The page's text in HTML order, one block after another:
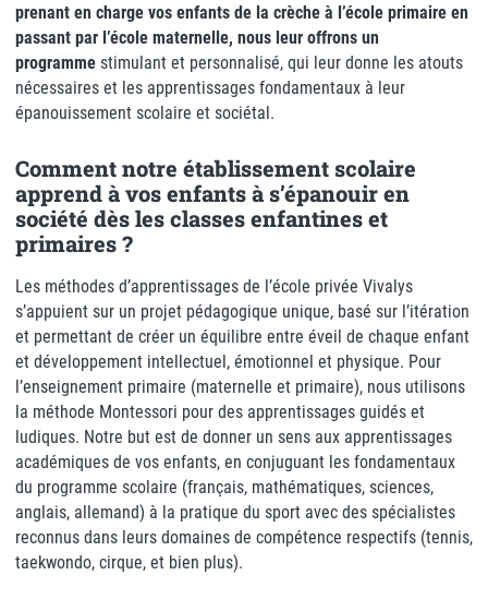
prenant en charge vos enfants de la crèche à l’école primaire en
passant par l’école maternelle, nous leur offrons un
programme stimulant et personnalisé, qui leur donne les atouts
nécessaires et les apprentissages fondamentaux à leur
épanouissement scolaire et sociétal.
Comment notre établissement scolaire
apprend à vos enfants à s’épanouir en
société dès les classes enfantines et
primaires ?
Les méthodes d’apprentissages de l’école privée Vivalys
s’appuient sur un projet pédagogique unique, basé sur l’itération
et permettant de créer un équilibre entre éveil de chaque enfant
et développement intellectuel, émotionnel et physique. Pour
l’enseignement primaire (maternelle et primaire), nous utilisons
la méthode Montessori pour des apprentissages guidés et
ludiques. Notre but est de donner un sens aux apprentissages
académiques de vos enfants, en conjuguant les fondamentaux
du programme scolaire (français, mathématiques, sciences,
anglais, allemand) à la pratique du sport avec des spécialistes
reconnus dans leurs domaines de compétence respectifs (tennis,
taekwondo, cirque, et bien plus).